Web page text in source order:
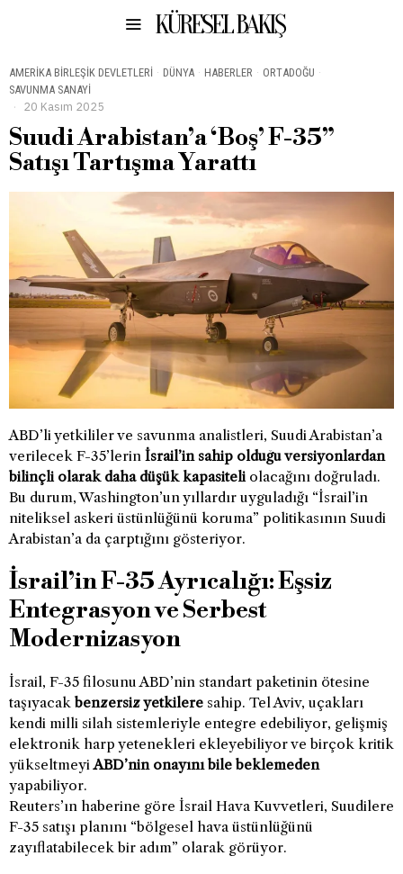
KÜRESEL BAKIŞ
AMERIKA BIRLEŞIK DEVLETLERI · DÜNYA · HABERLER · ORTADOĞU ·
SAVUNMA SANAYI
20 Kasım 2025
Suudi Arabistan’a ‘Boş’ F-35”
Satışı Tartışma Yarattı
ABD’li yetkililer ve savunma analistleri, Suudi Arabistan’a
verilecek F-35’lerin İsrail’in sahip olduğu versiyonlardan
bilinçli olarak daha düşük kapasiteli olacağını doğruladı.
Bu durum, Washington’un yıllardır uyguladığı “İsrail’in
niteliksel askeri üstünlüğünü koruma” politikasının Suudi
Arabistan’a da çarptığını gösteriyor.
İsrail’in F-35 Ayrıcalığı: Eşsiz
Entegrasyon ve Serbest
Modernizasyon
İsrail, F-35 filosunu ABD’nin standart paketinin ötesine
taşıyacak benzersiz yetkilere sahip. Tel Aviv, uçakları
kendi milli silah sistemleriyle entegre edebiliyor, gelişmiş
elektronik harp yetenekleri ekleyebiliyor ve birçok kritik
yükseltmeyiABD’nin onayını bile beklemeden
yapabiliyor.
Reuters’ın haberine göre İsrail Hava Kuvvetleri, Suudilere
F-35 satışı planını “bölgesel hava üstünlüğünü
zayıflatabilecek bir adım” olarak görüyor.